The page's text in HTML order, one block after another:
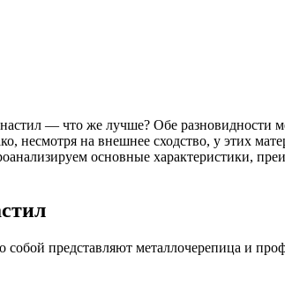
— что же лучше? Обе разновидности
несмотря на внешнее сходство, у этих
основные характеристики,
представляют металлочерепица и